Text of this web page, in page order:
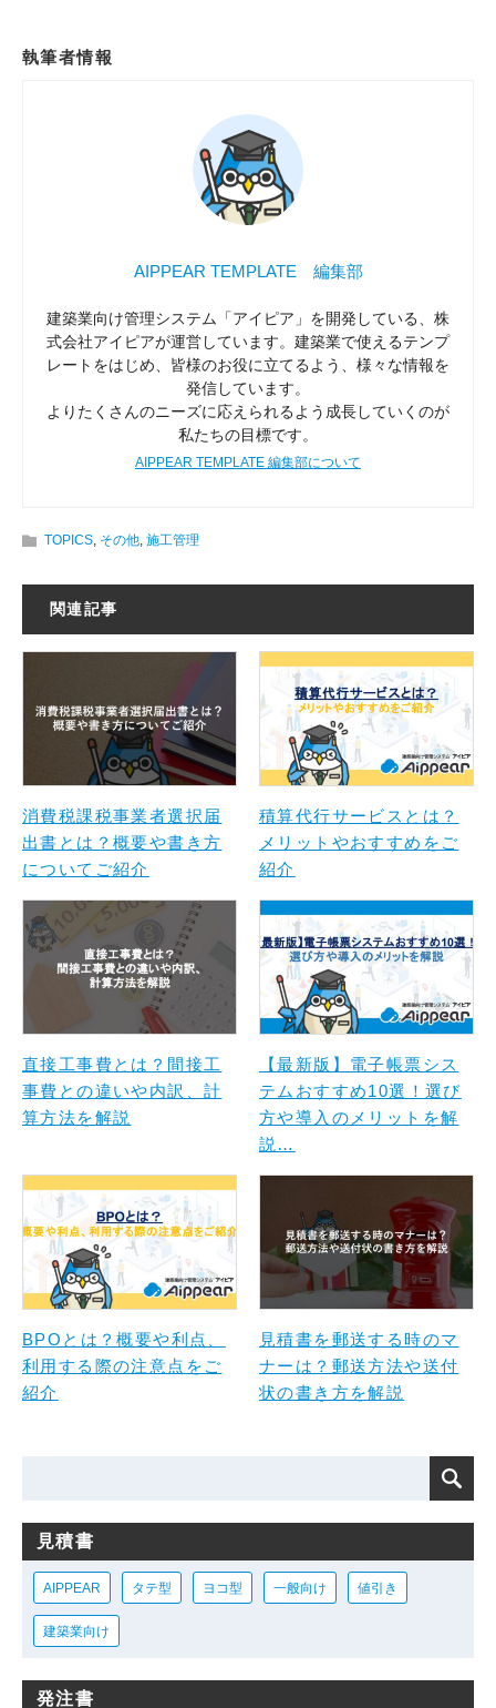
執筆者情報
AIPPEAR TEMPLATE 編集部
建築業向け管理システム「アイピア」を開発している、株
式会社アイピアが運営しています。建築業で使えるテンプ
レートをはじめ、皆様のお役に立てるよう、様々な情報を
発信しています。
よりたくさんのニーズに応えられるよう成長していくのが
私たちの目標です。
AIPPEAR TEMPLATE 編集部について
TOPICS その他 施工管理
関連記事
消費税課税事業者選択届
出書とは？概要や書き方
についてご紹介
積算代行サービスとは？
メリットやおすすめをご
紹介
直接工事費とは？間接工
事費との違いや内訳、計
算方法を解説
【最新版】電子帳票シス
テムおすすめ10選！選び
方や導入のメリットを解
説…
BPOとは？概要や利点、
利用する際の注意点をご
紹介
見積書を郵送する時のマ
ナーは？郵送方法や送付
状の書き方を解説
見積書
AIPPEAR タテ型 ヨコ型 一般向け 値引き
建築業向け
発注書